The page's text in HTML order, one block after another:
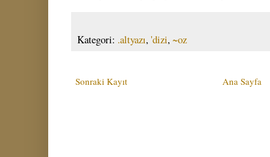
Kategori: .altyazı,'dizi, ~oz
Sonraki Kayıt Ana Sayfa